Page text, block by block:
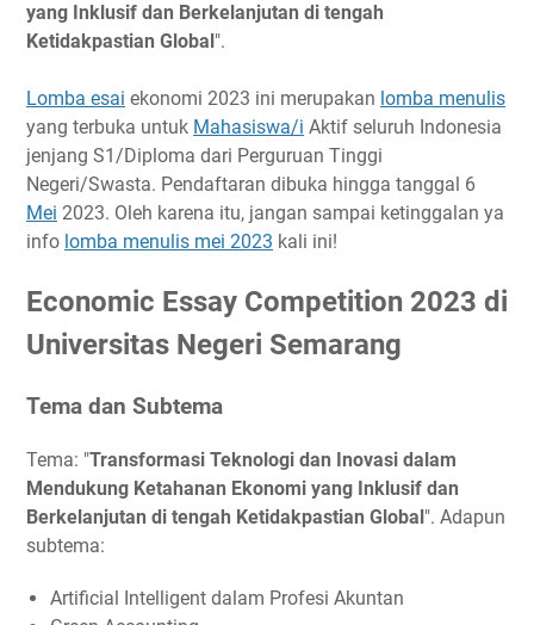
Biaya Pendaftaran
Hadiah
Link Penting
Narahubung
yang Inklusif dan Berkelanjutan di tengah
Ketidakpastian Global ".
Lomba esai ekonomi 2023 ini merupakan lomba menulis
yang terbuka untuk Mahasiswa/i Aktif seluruh Indonesia
jenjang S1/Diploma dari Perguruan Tinggi
Negeri/Swasta. Pendaftaran dibuka hingga tanggal 6
Mei 2023. Oleh karena itu, jangan sampai ketinggalan ya
info lomba menulis mei 2023 kali ini!
Economic Essay Competition 2023 di
Universitas Negeri Semarang
Tema dan Subtema
Tema: "Transformasi Teknologi dan Inovasi dalam
Mendukung Ketahanan Ekonomi yang Inklusif dan
Berkelanjutan di tengah Ketidakpastian Global". Adapun
subtema:
Artificial Intelligent dalam Profesi Akuntan